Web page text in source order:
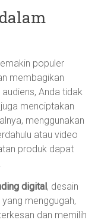
populer
membagikan
Anda tidak
menciptakan
menggunakan
atau video
produk dapat
digital, desain
menggugah,
dan memilih